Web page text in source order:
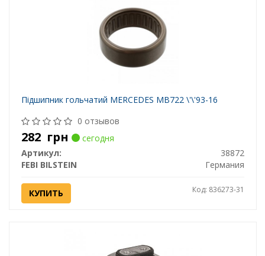
Підшипник гольчатий MERCEDES MB722 \'\'93-16
0 отзывов
282 грн
сегодня
Артикул:
38872
FEBI BILSTEIN
Германия
КУПИТЬ Код: 836273-31